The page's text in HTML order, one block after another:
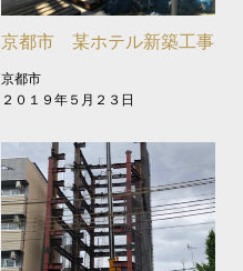
京都市 某ホテル新築工事
京都市
２０１９年５月２３日